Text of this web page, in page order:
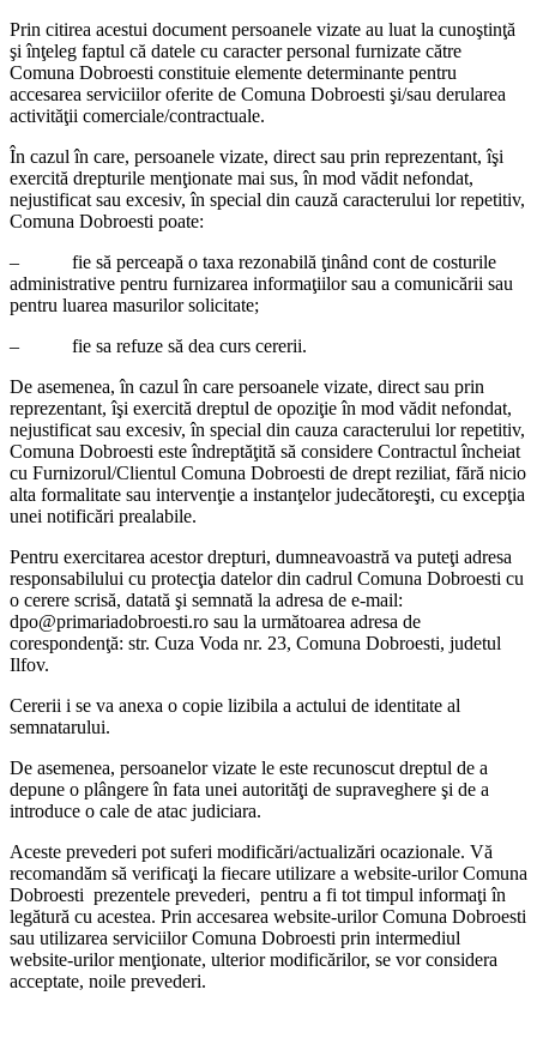
Prin citirea acestui document persoanele vizate au luat la cunoştinţă
şi înţeleg faptul că datele cu caracter personal furnizate către
Comuna Dobroesti constituie elemente determinante pentru
accesarea serviciilor oferite de Comuna Dobroesti şi/sau derularea
activităţii comerciale/contractuale.
În cazul în care, persoanele vizate, direct sau prin reprezentant, îşi
exercită drepturile menţionate mai sus, în mod vădit nefondat,
nejustificat sau excesiv, în special din cauză caracterului lor repetitiv,
Comuna Dobroesti poate:
– fie să perceapă o taxa rezonabilă ţinând cont de costurile
administrative pentru furnizarea informaţiilor sau a comunicării sau
pentru luarea masurilor solicitate;
– fie sa refuze să dea curs cererii.
De asemenea, în cazul în care persoanele vizate, direct sau prin
reprezentant, îşi exercită dreptul de opoziţie în mod vădit nefondat,
nejustificat sau excesiv, în special din cauza caracterului lor repetitiv,
Comuna Dobroesti este îndreptăţită să considere Contractul încheiat
cu Furnizorul/Clientul Comuna Dobroesti de drept reziliat, fără nicio
alta formalitate sau intervenţie a instanţelor judecătoreşti, cu excepţia
unei notificări prealabile.
Pentru exercitarea acestor drepturi, dumneavoastră va puteţi adresa
responsabilului cu protecţia datelor din cadrul Comuna Dobroesti cu
o cerere scrisă, datată şi semnată la adresa de e-mail:
dpo@primariadobroesti.ro sau la următoarea adresa de
corespondenţă: str. Cuza Voda nr. 23, Comuna Dobroesti, judetul
Ilfov.
Cererii i se va anexa o copie lizibila a actului de identitate al
semnatarului.
De asemenea, persoanelor vizate le este recunoscut dreptul de a
depune o plângere în fata unei autorităţi de supraveghere şi de a
introduce o cale de atac judiciara.
Aceste prevederi pot suferi modificări/actualizări ocazionale. Vă
recomandăm să verificaţi la fiecare utilizare a website-urilor Comuna
Dobroesti prezentele prevederi, pentru a fi tot timpul informaţi în
legătură cu acestea. Prin accesarea website-urilor Comuna Dobroesti
sau utilizarea serviciilor Comuna Dobroesti prin intermediul
website-urilor menţionate, ulterior modificărilor, se vor considera
acceptate, noile prevederi.